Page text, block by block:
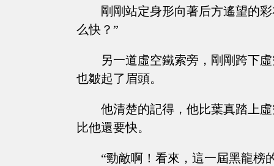
剛剛站定身形向著后方遙望的
么快？”
另一道虛空鐵索旁，剛剛跨下
也皺起了眉頭。
他清楚的記得，他比葉真踏上
比他還要快。
“勁敵啊！看來，這一屆黑龍榜